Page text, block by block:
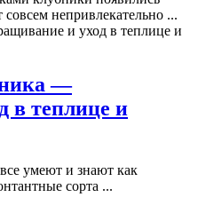
непривлекательно ...
—
в теплице и
умеют и знают как
сорта ...